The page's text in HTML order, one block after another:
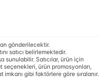
gönderilecektir.
satıcı belirlemektedir.
sunulabilir. Satıcılar, ürün için
seçenekleri, ürün promosyonları,
imkanı gibi faktörlere göre sıralanır.